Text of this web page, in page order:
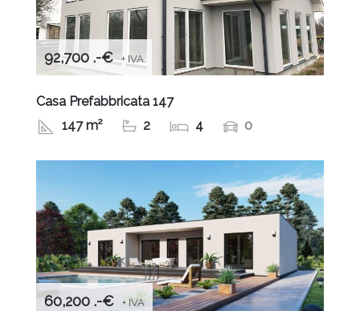
92,700 .-€ + IVA
Casa Prefabbricata 147
147 m²
2 4 0
60,200 .-€ + IVA